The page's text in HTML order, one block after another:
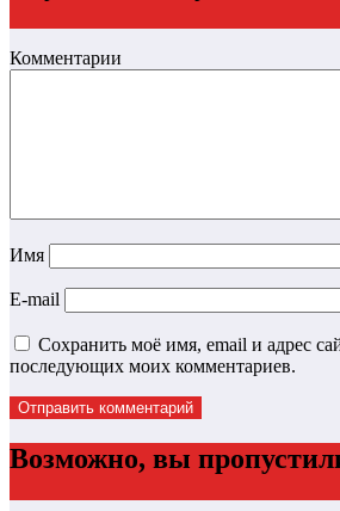
Комментарии
Имя
E-mail
Сохранить моё имя, email и адрес
последующих моих комментариев.
Возможно, вы